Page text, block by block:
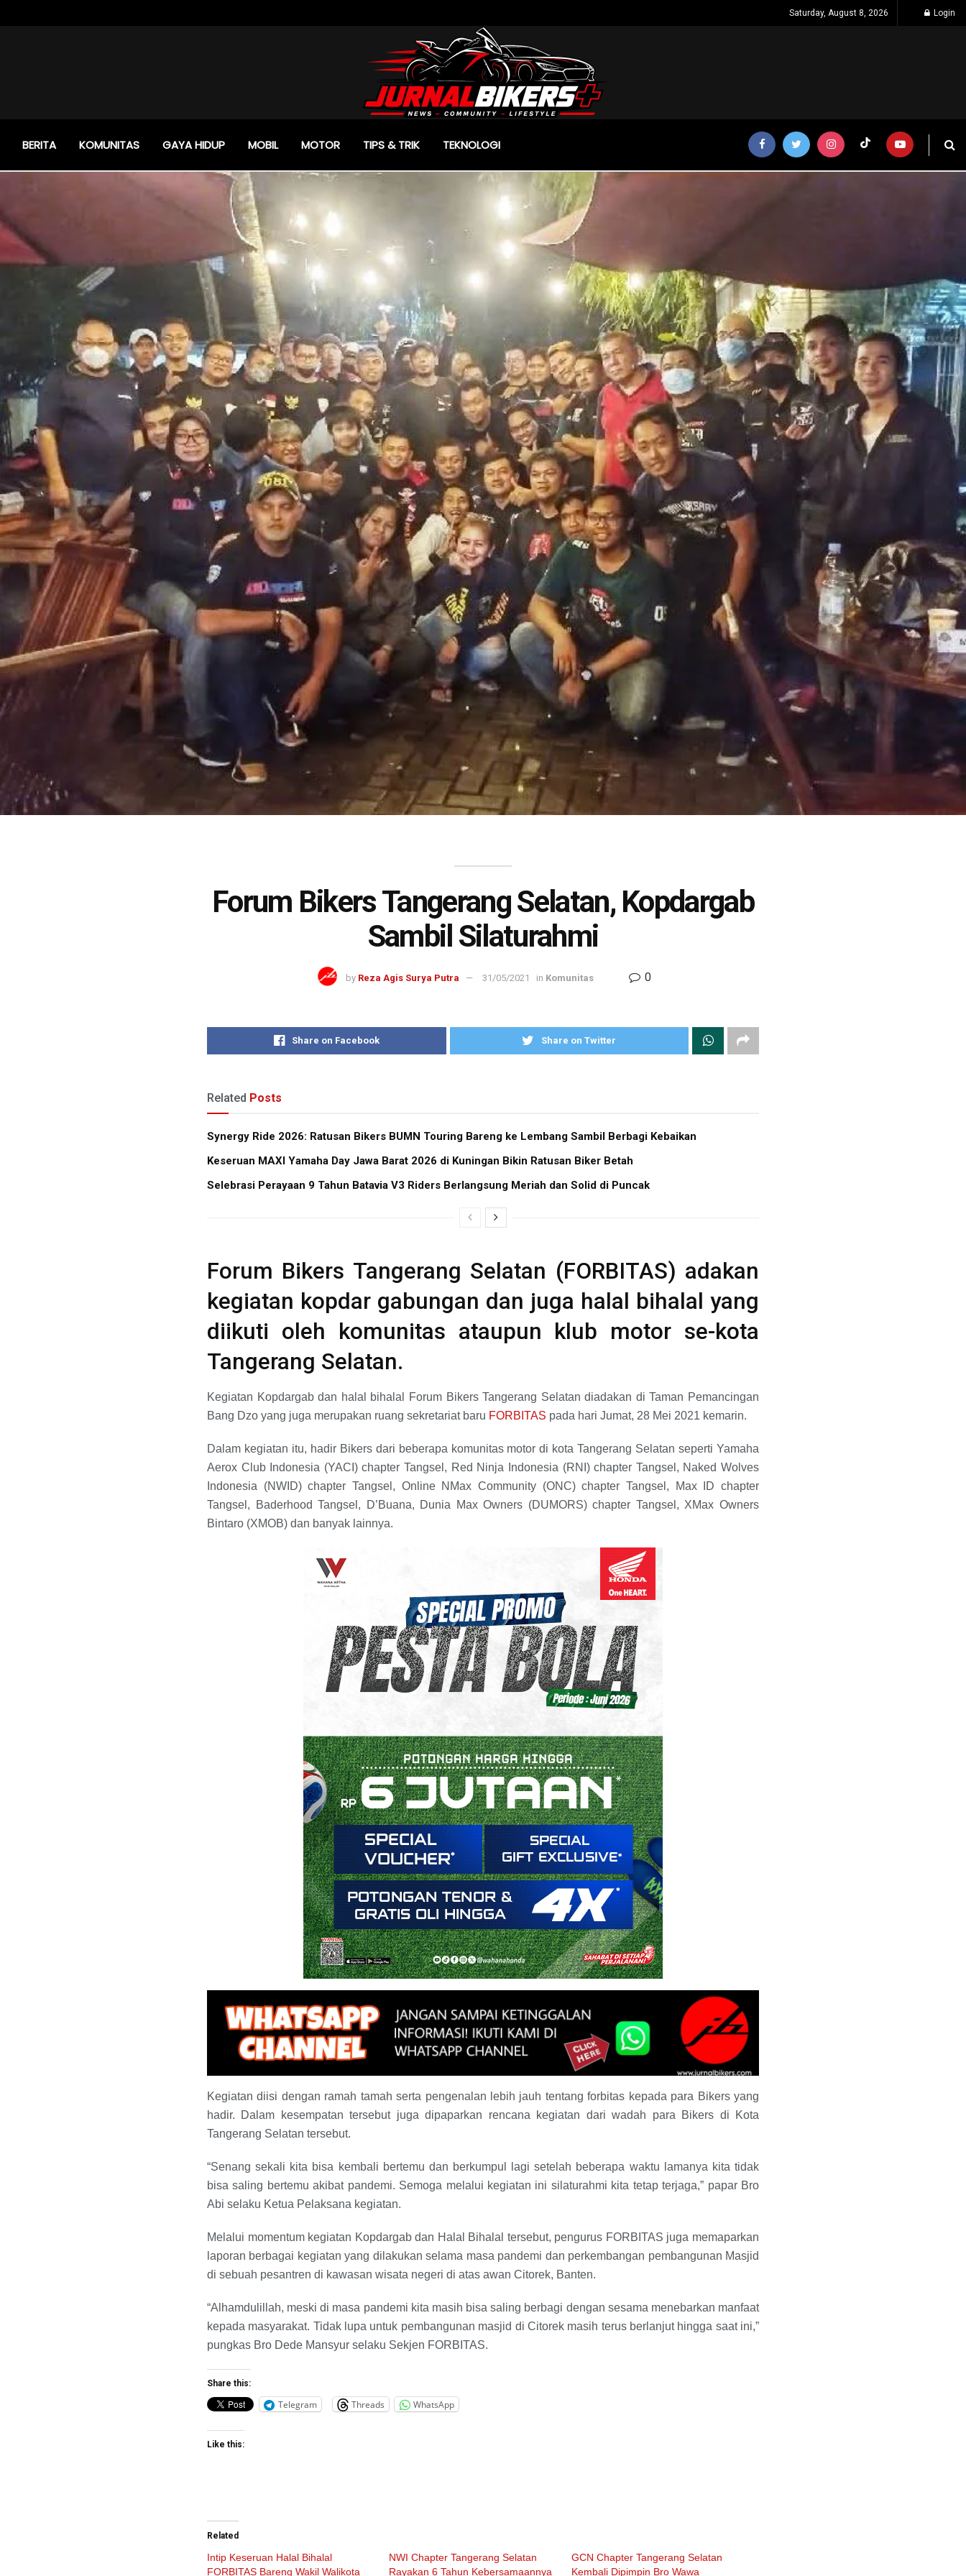
Saturday, August 8, 2026 Login
BERITA KOMUNITAS GAYA HIDUP MOBIL MOTOR TIPS & TRIK TEKNOLOGI
Forum Bikers Tangerang Selatan, Kopdargab
Sambil Silaturahmi
by Reza Agis Surya Putra 31/05/2021 in Komunitas 0
Share on Facebook Share on Twitter
Related Posts
Synergy Ride 2026: Ratusan Bikers BUMN Touring Bareng ke Lembang Sambil Berbagi Kebaikan
Keseruan MAXI Yamaha Day Jawa Barat 2026 di Kuningan Bikin Ratusan Biker Betah
Selebrasi Perayaan 9 Tahun Batavia V3 Riders Berlangsung Meriah dan Solid di Puncak
Forum Bikers Tangerang Selatan (FORBITAS) adakan
kegiatan kopdar gabungan dan juga halal bihalal yang
diikuti oleh komunitas ataupun klub motor se-kota
Tangerang Selatan.
Kegiatan Kopdargab dan halal bihalal Forum Bikers Tangerang Selatan diadakan di Taman Pemancingan
Bang Dzo yang juga merupakan ruang sekretariat baru FORBITAS pada hari Jumat, 28 Mei 2021 kemarin.
Dalam kegiatan itu, hadir Bikers dari beberapa komunitas motor di kota Tangerang Selatan seperti Yamaha
Aerox Club Indonesia (YACI) chapter Tangsel, Red Ninja Indonesia (RNI) chapter Tangsel, Naked Wolves
Indonesia (NWID) chapter Tangsel, Online NMax Community (ONC) chapter Tangsel, Max ID chapter
Tangsel, Baderhood Tangsel, D’Buana, Dunia Max Owners (DUMORS) chapter Tangsel, XMax Owners
Bintaro (XMOB) dan banyak lainnya.
Kegiatan diisi dengan ramah tamah serta pengenalan lebih jauh tentang forbitas kepada para Bikers yang
hadir. Dalam kesempatan tersebut juga dipaparkan rencana kegiatan dari wadah para Bikers di Kota
Tangerang Selatan tersebut.
“Senang sekali kita bisa kembali bertemu dan berkumpul lagi setelah beberapa waktu lamanya kita tidak
bisa saling bertemu akibat pandemi. Semoga melalui kegiatan ini silaturahmi kita tetap terjaga,” papar Bro
Abi selaku Ketua Pelaksana kegiatan.
Melalui momentum kegiatan Kopdargab dan Halal Bihalal tersebut, pengurus FORBITAS juga memaparkan
laporan berbagai kegiatan yang dilakukan selama masa pandemi dan perkembangan pembangunan Masjid
di sebuah pesantren di kawasan wisata negeri di atas awan Citorek, Banten.
“Alhamdulillah, meski di masa pandemi kita masih bisa saling berbagi dengan sesama menebarkan manfaat
kepada masyarakat. Tidak lupa untuk pembangunan masjid di Citorek masih terus berlanjut hingga saat ini,”
pungkas Bro Dede Mansyur selaku Sekjen FORBITAS.
Share this:
Telegram Threads WhatsApp
Like this:
Related
Intip Keseruan Halal Bihalal
FORBITAS Bareng Wakil Walikota
NWI Chapter Tangerang Selatan
Rayakan 6 Tahun Kebersamaannya
GCN Chapter Tangerang Selatan
Kembali Dipimpin Bro Wawa